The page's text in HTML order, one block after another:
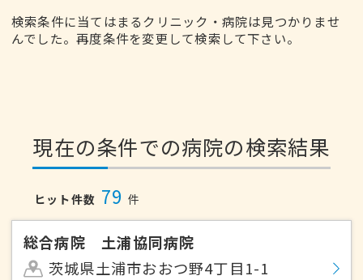
検索条件に当てはまるクリニック・病院は見つかりませ
んでした。再度条件を変更して検索して下さい。
現在の条件での病院の検索結果
ヒット件数 79 件
総合病院 土浦協同病院
茨城県土浦市おおつ野4丁目1-1